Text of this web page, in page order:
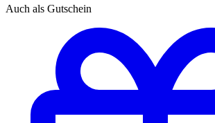
Auch als Gutschein